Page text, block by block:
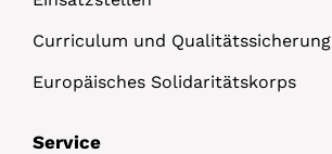
Curriculum und Qualitätssicherung
Europäisches Solidaritätskorps
Service